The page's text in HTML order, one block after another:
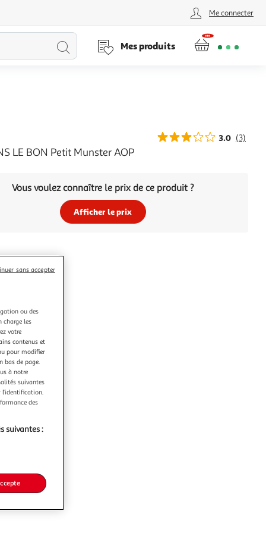
Me connecter
Lancer
Mes produits
3.0 (3)
LE BON Petit Munster AOP
Vous voulez connaître le prix de ce produit ?
Afficher le prix
ou des
charge les
votre
contenus et
pour modifier
bas de page.
à notre
suivantes
des
suivantes :
sans accepter